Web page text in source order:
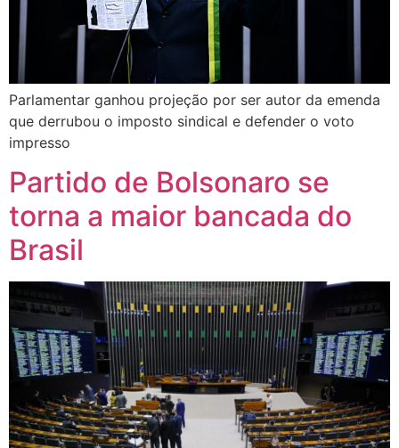
Parlamentar ganhou projeção por ser autor da emenda
que derrubou o imposto sindical e defender o voto
impresso
Partido de Bolsonaro se
torna a maior bancada do
Brasil